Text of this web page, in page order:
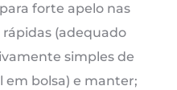
forte apelo nas
(adequado
simples de
em bolsa) e manter;